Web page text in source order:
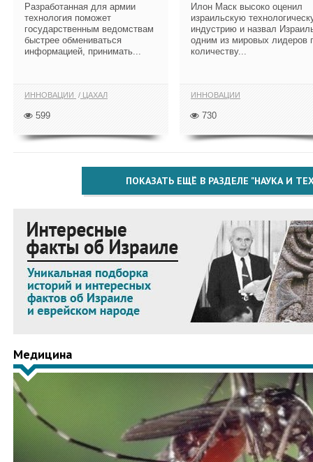
Разработанная для армии
технология поможет
государственным ведомствам
быстрее обмениваться
информацией, принимать...
ИННОВАЦИИ ЦАХАЛ
599
Илон Маск высоко оценил
израильскую
индустрию и назвал
одним из мировых лидеров
количеству...
ИННОВАЦИИ
730
ПОКАЗАТЬ ЕЩЁ В РАЗДЕЛЕ "НАУКА И
Медицина